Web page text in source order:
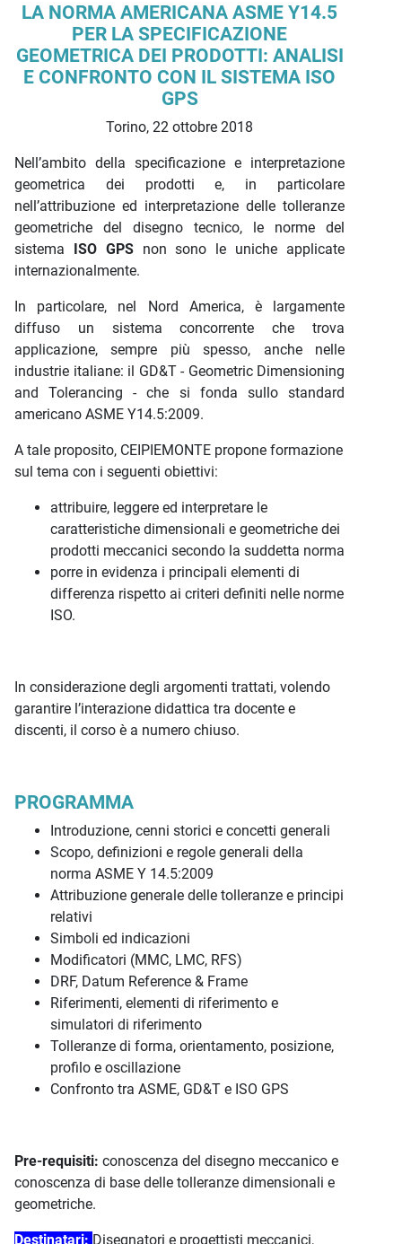
Descrizione iniziativa
LA NORMA AMERICANA ASME Y14.5
PER LA SPECIFICAZIONE
GEOMETRICA DEI PRODOTTI: ANALISI
E CONFRONTO CON IL SISTEMA ISO
GPS
Torino, 22 ottobre 2018
Nell’ambito della specificazione e interpretazione
geometrica dei prodotti e, in particolare
nell’attribuzione ed interpretazione delle tolleranze
geometriche del disegno tecnico, le norme del
sistema ISO GPSnon sono le uniche applicate
internazionalmente.
In particolare, nel Nord America, è largamente
diffuso un sistema concorrente che trova
applicazione, sempre più spesso, anche nelle
industrie italiane: il GD&T - Geometric Dimensioning
and Tolerancing - che si fonda sullo standard
americano ASME Y14.5:2009.
A tale proposito, CEIPIEMONTE propone formazione
sul tema con i seguenti obiettivi:
attribuire, leggere ed interpretare le
caratteristiche dimensionali e geometriche dei
prodotti meccanici secondo la suddetta norma
porre in evidenza i principali elementi di
differenza rispetto ai criteri definiti nelle norme
ISO.
In considerazione degli argomenti trattati, volendo
garantire l’interazione didattica tra docente e
discenti, il corso è a numero chiuso.
PROGRAMMA
Introduzione, cenni storici e concetti generali
Scopo, definizioni e regole generali della
norma ASME Y 14.5:2009
Attribuzione generale delle tolleranze e principi
relativi
Simboli ed indicazioni
Modificatori (MMC, LMC, RFS)
DRF, Datum Reference & Frame
Riferimenti, elementi di riferimento e
simulatori di riferimento
Tolleranze di forma, orientamento, posizione,
profilo e oscillazione
Confronto tra ASME, GD&T e ISO GPS
Pre-requisiti: conoscenza del disegno meccanico e
conoscenza di base delle tolleranze dimensionali e
geometriche.
Destinatari: Disegnatori e progettisti meccanici,